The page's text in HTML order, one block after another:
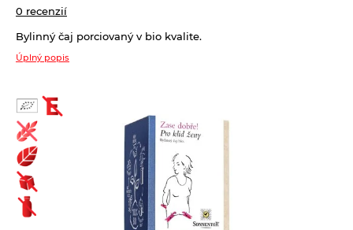
Novinky
Cestoviny
Bezlepkové bezvaječné kukuričné cestoviny
Bezlepkové bezvaječné kukurično-ryžové cestoviny pre deti
Bezlepkové bezvaječné ryžové cestoviny
Bezlepkové bezvaječné strukovinové cestoviny
Čaje
Bioraráškovia Sonnentor
Čaje ako darček ochutnávkové sady Sonnentor
0 recenzií
Bylinný čaj porciovaný v bio kvalite.
Úplný popis